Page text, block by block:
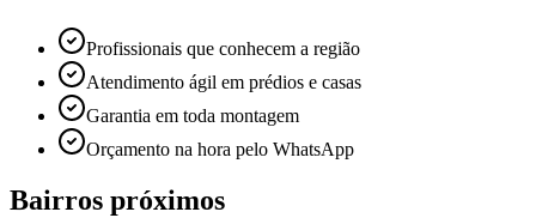
Profissionais que conhecem a região
Atendimento ágil em prédios e casas
Garantia em toda montagem
Orçamento na hora pelo WhatsApp
Bairros próximos